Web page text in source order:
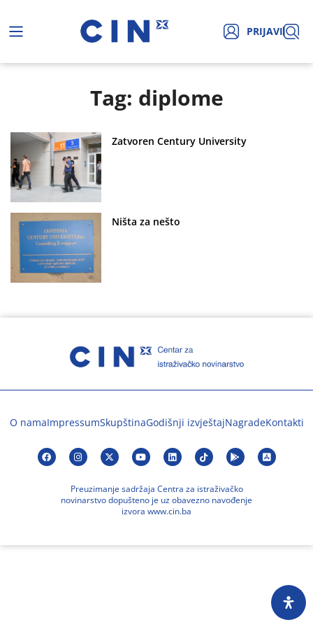
PRIJAVI
Tag: diplome
Zatvoren Century University
Ništa za nešto
O namaImpressumSkupštinaGodišnji izvještajNagradeKontakti
Preuzimanje sadržaja Centra za istraživačko
novinarstvo dopušteno je uz obavezno navođenje
izvora www.cin.ba